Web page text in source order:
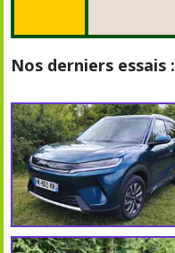
Nos derniers essais :